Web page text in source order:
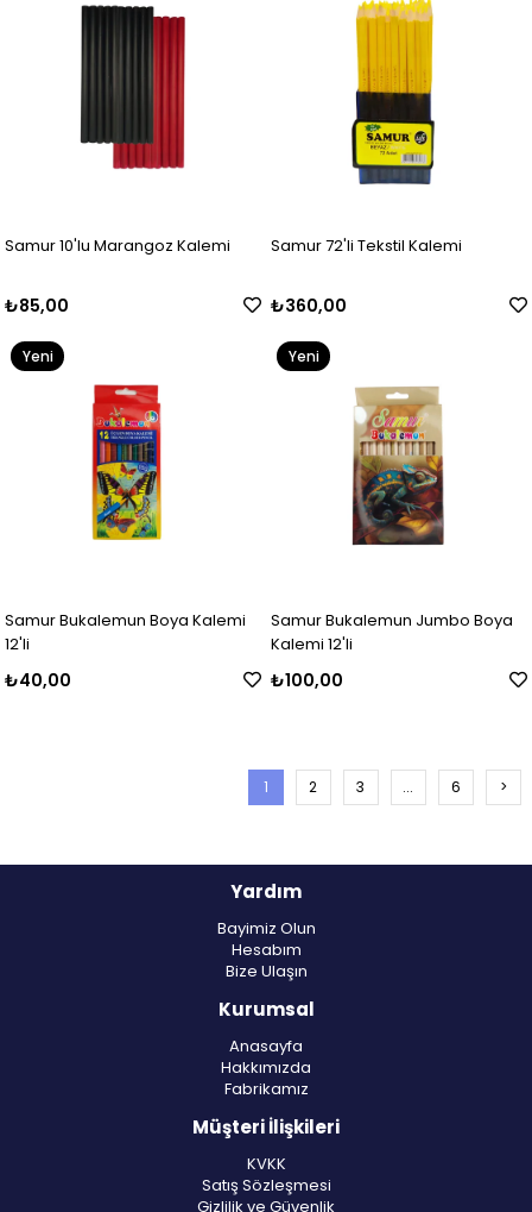
Samur 10'lu Marangoz Kalemi
₺85,00
Samur 72'li Tekstil Kalemi
₺360,00
Samur Bukalemun Boya Kalemi
12'li
₺40,00
Yeni
Samur Bukalemun Jumbo Boya
Kalemi 12'li
₺100,00
Yeni
1 2 3 ... 6 >
Yardım
Bayimiz Olun
Hesabım
Bize Ulaşın
Kurumsal
Anasayfa
Hakkımızda
Fabrikamız
Müşteri İlişkileri
KVKK
Satış Sözleşmesi
Gizlilik ve Güvenlik